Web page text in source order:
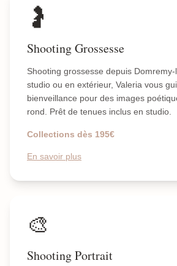
🤰
Shooting Grossesse
Shooting grossesse depuis
studio ou en extérieur, Valeria vous
bienveillance pour des images
rond. Prêt de tenues inclus en studio.
Collections dès 195€
En savoir plus
🎨
Shooting Portrait